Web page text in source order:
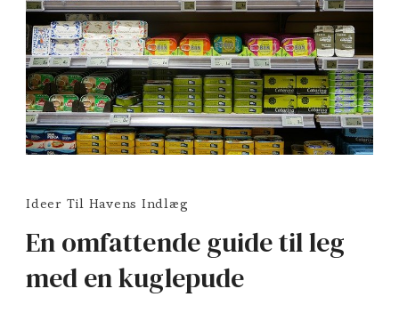
Ideer Til Havens Indlæg
En omfattende guide til leg
med en kuglepude